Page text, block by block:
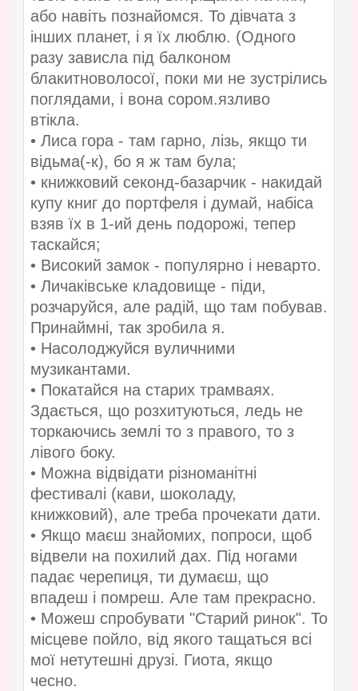
або навіть познайомся. То дівчата з
інших планет, і я їх люблю. (Одного
разу зависла під балконом
блакитноволосої, поки ми не зустрілись
поглядами, і вона сором.язливо
втікла.
• Лиса гора - там гарно, лізь, якщо ти
відьма(-к), бо я ж там була;
• книжковий секонд-базарчик - накидай
купу книг до портфеля і думай, набіса
взяв їх в 1-ий день подорожі, тепер
таскайся;
• Високий замок - популярно і неварто.
• Личаківське кладовище - піди,
розчаруйся, але радій, що там побував.
Принаймні, так зробила я.
• Насолоджуйся вуличними
музикантами.
• Покатайся на старих трамваях.
Здається, що розхитуються, ледь не
торкаючись землі то з правого, то з
лівого боку.
• Можна відвідати різноманітні
фестивалі (кави, шоколаду,
книжковий), але треба прочекати дати.
• Якщо маєш знайомих, попроси, щоб
відвели на похилий дах. Під ногами
падає черепиця, ти думаєш, що
впадеш і помреш. Але там прекрасно.
• Можеш спробувати "Старий ринок". То
місцеве пойло, від якого тащаться всі
мої нетутешні друзі. Гиота, якщо
чесно.